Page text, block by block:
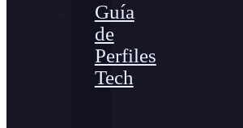
Guía
de
Perfiles
Tech